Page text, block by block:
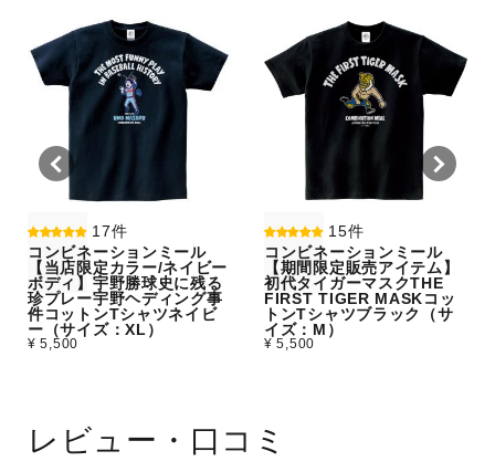
17件
コンビネーションミール
【当店限定カラー/ネイビー
ボディ】宇野勝球史に残る
珍プレー宇野ヘディング事
件コットンTシャツネイビ
ー（サイズ：XL）
¥ 5,500
15件
コンビネーションミール
【期間限定販売アイテム】
初代タイガーマスクTHE
FIRST TIGER MASKコッ
トンTシャツブラック（サ
イズ：M）
¥ 5,500
レビュー・口コミ